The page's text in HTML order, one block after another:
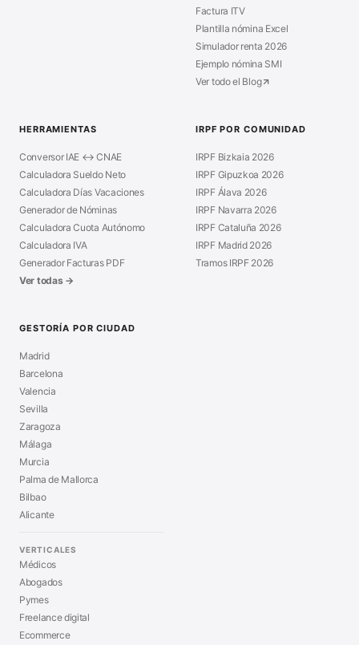
Factura ITV
Plantilla nómina Excel
Simulador renta 2026
Ejemplo nómina SMI
Ver todo el Blog
HERRAMIENTAS
Conversor IAE ↔ CNAE
Calculadora Sueldo Neto
Calculadora Días Vacaciones
Generador de Nóminas
Calculadora Cuota Autónomo
Calculadora IVA
Generador Facturas PDF
Ver todas →
IRPF POR COMUNIDAD
IRPF Bizkaia 2026
IRPF Gipuzkoa 2026
IRPF Álava 2026
IRPF Navarra 2026
IRPF Cataluña 2026
IRPF Madrid 2026
Tramos IRPF 2026
GESTORÍA POR CIUDAD
Madrid
Barcelona
Valencia
Sevilla
Zaragoza
Málaga
Murcia
Palma de Mallorca
Bilbao
Alicante
VERTICALES
Médicos
Abogados
Pymes
Freelance digital
Ecommerce